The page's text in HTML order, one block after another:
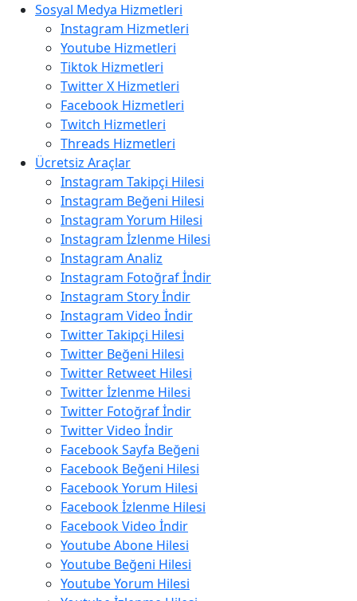
Sosyal Medya Hizmetleri
Instagram Hizmetleri
Youtube Hizmetleri
Tiktok Hizmetleri
Twitter X Hizmetleri
Facebook Hizmetleri
Twitch Hizmetleri
Threads Hizmetleri
Ücretsiz Araçlar
Instagram Takipçi Hilesi
Instagram Beğeni Hilesi
Instagram Yorum Hilesi
Instagram İzlenme Hilesi
Instagram Analiz
Instagram Fotoğraf İndir
Instagram Story İndir
Instagram Video İndir
Twitter Takipçi Hilesi
Twitter Beğeni Hilesi
Twitter Retweet Hilesi
Twitter İzlenme Hilesi
Twitter Fotoğraf İndir
Twitter Video İndir
Facebook Sayfa Beğeni
Facebook Beğeni Hilesi
Facebook Yorum Hilesi
Facebook İzlenme Hilesi
Facebook Video İndir
Youtube Abone Hilesi
Youtube Beğeni Hilesi
Youtube Yorum Hilesi